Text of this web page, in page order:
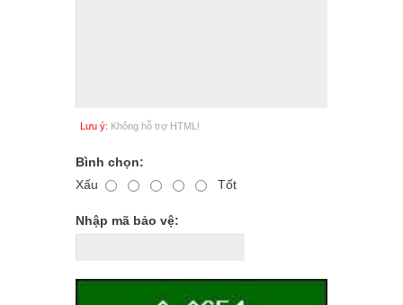
Lưu ý: Không hỗ trợ HTML!
Bình chọn:
Xấu
Tốt
Nhập mã bảo vệ: